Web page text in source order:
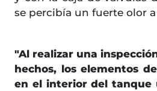
se percibía un fuerte olor
"Al realizar una
hechos, los elementos
en el interior del tanque